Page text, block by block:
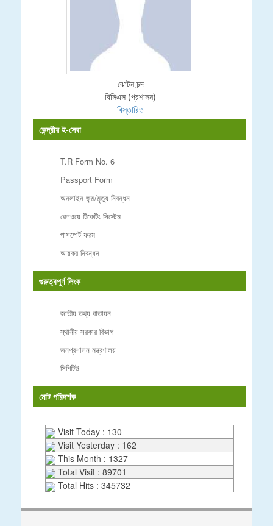
ঝোটন চন্দ
বিসিএস (প্রশাসন)
বিস্তারিত
কেন্দ্রীয় ই-সেবা
T.R Form No. 6
Passport Form
অনলাইন জন্ম/মৃত্যু নিবন্ধন
রেলওয়ে টিকেটিং সিস্টেম
পাসপোর্ট ফরম
আয়কর নিবন্ধন
গুরুত্বপূর্ণ লিংক
জাতীয় তথ্য বাতায়ন
স্থানীয় সরকার বিভাগ
জনপ্রশাসন মন্ত্রণালয়
সিপিটিউ
মোট পরিদর্শক
Visit Today : 130
Visit Yesterday : 162
This Month : 1327
Total Visit : 89701
Total Hits : 345732